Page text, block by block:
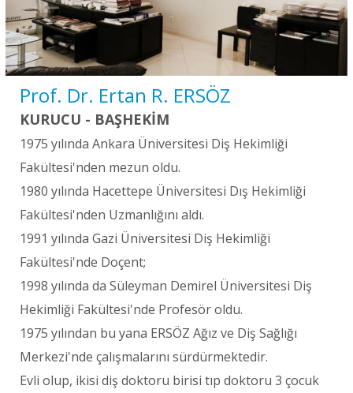
Prof. Dr. Ertan R. ERSÖZ
KURUCU - BAŞHEKİM
1975 yılında Ankara Üniversitesi Diş Hekimliği
Fakültesi'nden mezun oldu.
1980 yılında Hacettepe Üniversitesi Dış Hekimliği
Fakültesi'nden Uzmanlığını aldı.
1991 yılında Gazi Üniversitesi Diş Hekimliği
Fakültesi'nde Doçent;
1998 yılında da Süleyman Demirel Üniversitesi Diş
Hekimliği Fakültesi'nde Profesör oldu.
1975 yılından bu yana ERSÖZ Ağız ve Diş Sağlığı
Merkezi'nde çalışmalarını sürdürmektedir.
Evli olup, ikisi diş doktoru birisi tıp doktoru 3 çocuk